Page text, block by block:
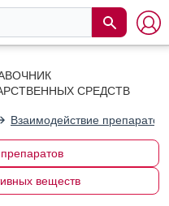
СРЕДСТВ
Взаимодействие препаратов
веществ